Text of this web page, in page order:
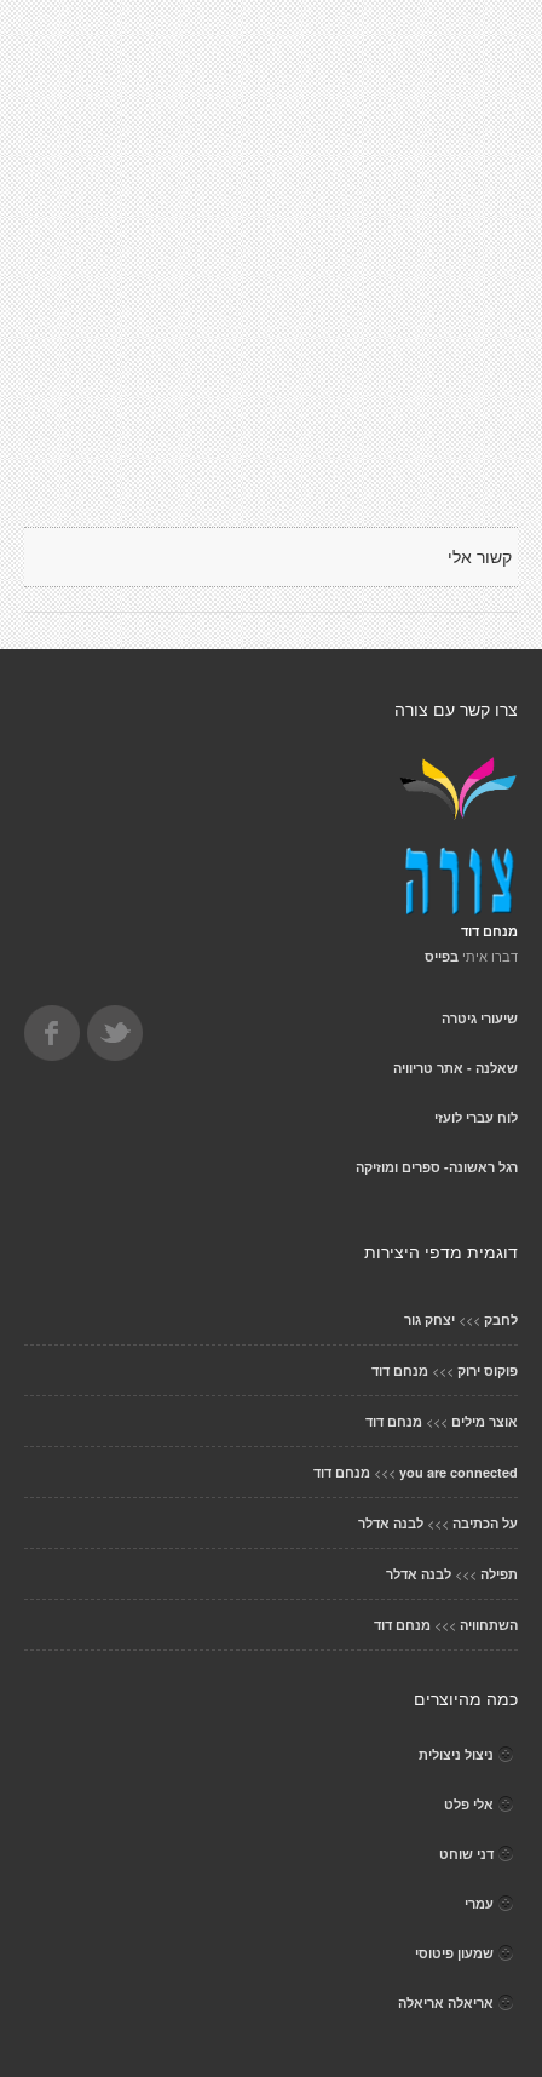
קשור אלי
צרו קשר עם צורה
מנחם דוד
דברו איתי בפייס
שיעורי גיטרה
שאלנה - אתר טריוויה
לוח עברי לועזי
רגל ראשונה- ספרים ומוזיקה
דוגמית מדפי היצירות
לחבק >>> יצחק גור
פוקוס ירוק >>> מנחם דוד
אוצר מילים >>> מנחם דוד
you are connected
>>> מנחם דוד
על הכתיבה >>> לבנה אדלר
תפילה >>> לבנה אדלר
השתחוויה >>> מנחם דוד
כמה מהיוצרים
ניצול ניצולית
אלי פלט
דני שוחט
עמרי
שמעון פיטוסי
אריאלה אריאלה